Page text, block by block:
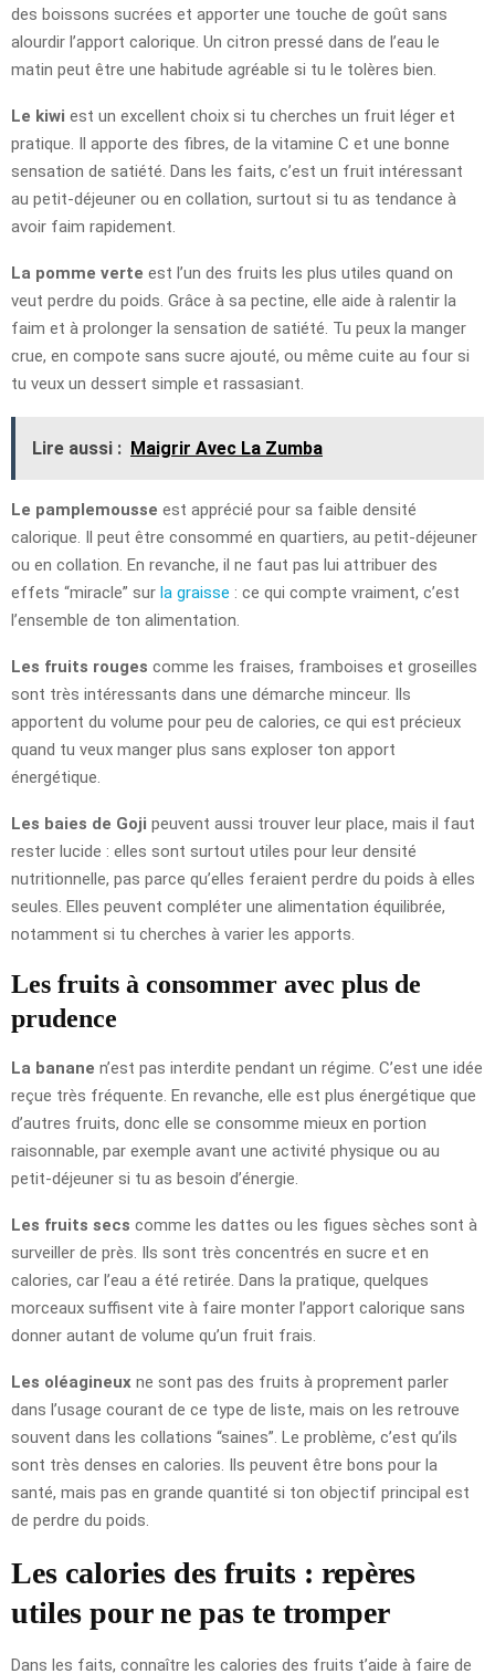
des boissons sucrées et apporter une touche de goût sans
alourdir l’apport calorique. Un citron pressé dans de l’eau le
matin peut être une habitude agréable si tu le tolères bien.
Le kiwi est un excellent choix si tu cherches un fruit léger et
pratique. Il apporte des fibres, de la vitamine C et une bonne
sensation de satiété. Dans les faits, c’est un fruit intéressant
au petit-déjeuner ou en collation, surtout si tu as tendance à
avoir faim rapidement.
La pomme verte est l’un des fruits les plus utiles quand on
veut perdre du poids. Grâce à sa pectine, elle aide à ralentir la
faim et à prolonger la sensation de satiété. Tu peux la manger
crue, en compote sans sucre ajouté, ou même cuite au four si
tu veux un dessert simple et rassasiant.
Lire aussi : Maigrir Avec La Zumba
Le pamplemousse est apprécié pour sa faible densité
calorique. Il peut être consommé en quartiers, au petit-déjeuner
ou en collation. En revanche, il ne faut pas lui attribuer des
effets “miracle” sur la graisse : ce qui compte vraiment, c’est
l’ensemble de ton alimentation.
Les fruits rouges comme les fraises, framboises et groseilles
sont très intéressants dans une démarche minceur. Ils
apportent du volume pour peu de calories, ce qui est précieux
quand tu veux manger plus sans exploser ton apport
énergétique.
Les baies de Goji peuvent aussi trouver leur place, mais il faut
rester lucide : elles sont surtout utiles pour leur densité
nutritionnelle, pas parce qu’elles feraient perdre du poids à elles
seules. Elles peuvent compléter une alimentation équilibrée,
notamment si tu cherches à varier les apports.
Les fruits à consommer avec plus de
prudence
La banane n’est pas interdite pendant un régime. C’est une idée
reçue très fréquente. En revanche, elle est plus énergétique que
d’autres fruits, donc elle se consomme mieux en portion
raisonnable, par exemple avant une activité physique ou au
petit-déjeuner si tu as besoin d’énergie.
Les fruits secs comme les dattes ou les figues sèches sont à
surveiller de près. Ils sont très concentrés en sucre et en
calories, car l’eau a été retirée. Dans la pratique, quelques
morceaux suffisent vite à faire monter l’apport calorique sans
donner autant de volume qu’un fruit frais.
Les oléagineux ne sont pas des fruits à proprement parler
dans l’usage courant de ce type de liste, mais on les retrouve
souvent dans les collations “saines”. Le problème, c’est qu’ils
sont très denses en calories. Ils peuvent être bons pour la
santé, mais pas en grande quantité si ton objectif principal est
de perdre du poids.
Les calories des fruits : repères
utiles pour ne pas te tromper
Dans les faits, connaître les calories des fruits t’aide à faire de